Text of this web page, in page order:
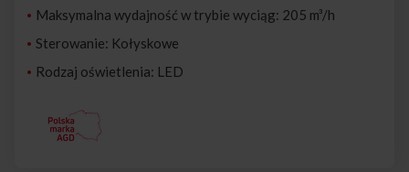
Maksymalna wydajność w trybie wyciąg: 205 m³/h
Sterowanie: Kołyskowe
Rodzaj oświetlenia: LED